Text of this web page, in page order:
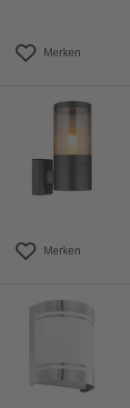
Merken
Merken